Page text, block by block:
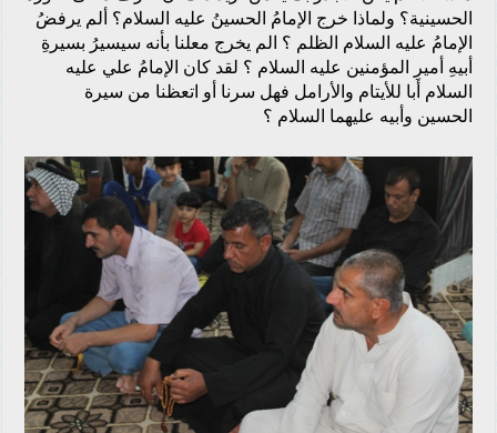
الحسينية؟ ولماذا خرج الإمامُ الحسينُ عليه السلام؟ ألم يرفضُ
الإمامُ عليه السلام الظلم ؟ الم يخرج معلنا بأنه سيسيرُ بسيرةِ
أبيهِ أميرِ المؤمنين عليه السلام ؟ لقد كان الإمامُ علي عليه
السلام أبا للأيتام والأرامل فهل سرنا أو اتعظنا من سيرة
الحسين وأبيه عليهما السلام ؟